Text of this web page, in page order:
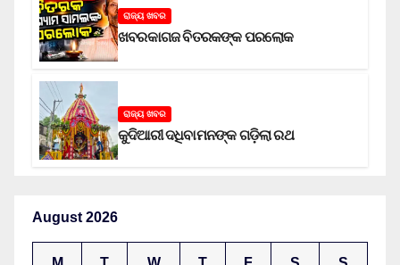
ରାଜ୍ୟ ଖବର
ଖବରକାଗଜ ବିତରକଙ୍କ ପରଲୋକ
ରାଜ୍ୟ ଖବର
କୁଦିଆରୀ ଦଧିବାମନଙ୍କ ଗଡ଼ିଲା ରଥ
August 2026